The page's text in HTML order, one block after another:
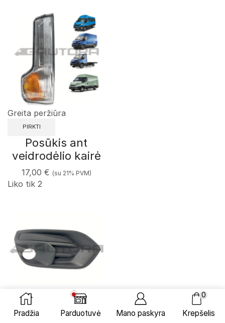
Greita peržiūra
PIRKTI
Posūkis ant
veidrodėlio kairė
17,00 € (su 21% PVM)
Liko tik 2
Greita peržiūra
PIRKTI
Pradžia Parduotuvė Mano paskyra
0
Krepšelis